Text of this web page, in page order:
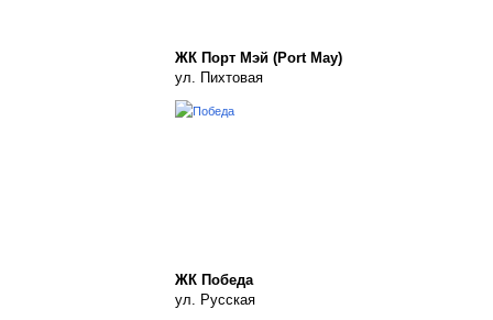
ЖК Порт Мэй (Port May)
ул. Пихтовая
ЖК Победа
ул. Русская